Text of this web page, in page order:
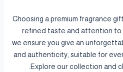
Choosing a premium fragrance
refined taste and attention to
we ensure you give an
and authenticity, suitable for
Explore our collection and